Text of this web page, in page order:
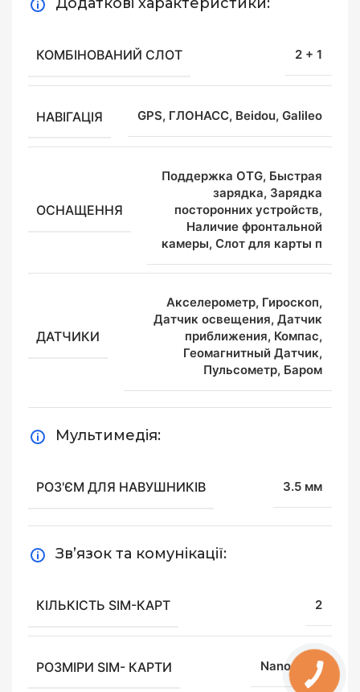
КОМБІНОВАНИЙ СЛОТ 2 + 1
НАВІГАЦІЯ GPS, ГЛОНАСС, Beidou, Galileo
ОСНАЩЕННЯ
Поддержка OTG, Быстрая
зарядка, Зарядка
посторонних устройств,
Наличие фронтальной
камеры, Слот для карты п
ДАТЧИКИ
Акселерометр, Гироскоп,
Датчик освещения, Датчик
приближения, Компас,
Геомагнитный Датчик,
Пульсометр, Баром
Мультимедія:
РОЗ'ЄМ ДЛЯ НАВУШНИКІВ 3.5 мм
Зв’язок та комунікації:
КІЛЬКІСТЬ SIM-КАРТ 2
РОЗМІРИ SIM- КАРТИ Nano- SIM